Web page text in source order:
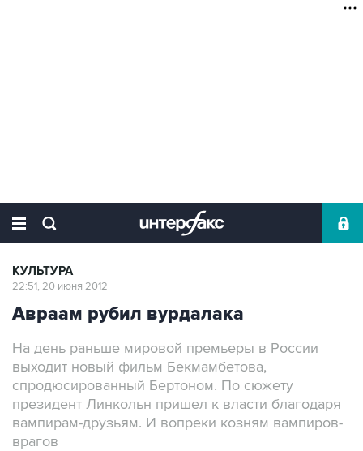
КУЛЬТУРА
22:51, 20 июня 2012
Авраам рубил вурдалака
На день раньше мировой премьеры в России
выходит новый фильм Бекмамбетова,
спродюсированный Бертоном. По сюжету
президент Линкольн пришел к власти благодаря
вампирам-друзьям. И вопреки козням вампиров-
врагов